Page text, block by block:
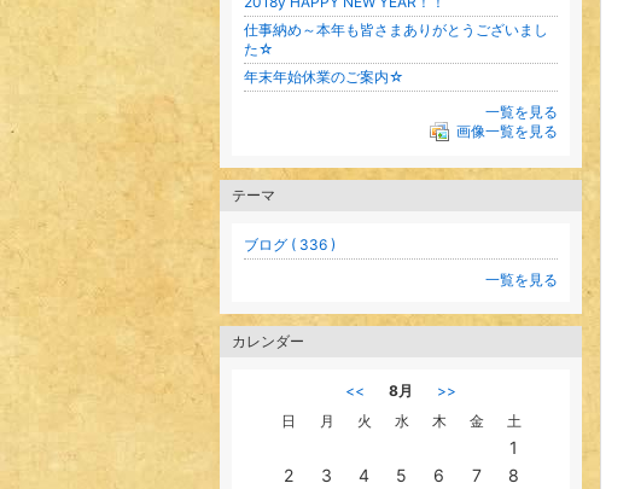
仕事納め～本年も皆さまありがとうございまし
た☆
年末年始休業のご案内☆
一覧を見る
画像一覧を見る
テーマ
ブログ ( 336 )
一覧を見る
カレンダー
<< 8月
>>
日
月 火 水 木 金 土
1
2
3 4 5 6 7
8